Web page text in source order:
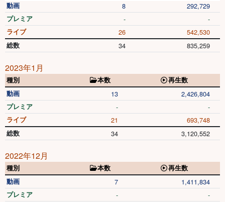
動画
8 292,729
プレミア - -
ライブ 26 542,530
総数 34 835,259
2023年1月
種別 本数
再生数
動画
13 2,426,804
プレミア - -
ライブ 21 693,748
総数 34 3,120,552
2022年12月
種別 本数
再生数
動画
7 1,411,834
プレミア - -